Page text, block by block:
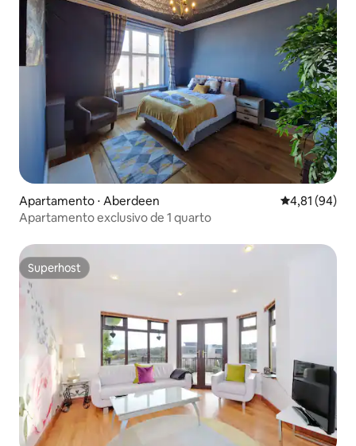
Apartamento ⋅ Aberdeen 4,81 de uma
4,81 (94)
Apartamento exclusivo de 1 quarto
Superhost
Superhost